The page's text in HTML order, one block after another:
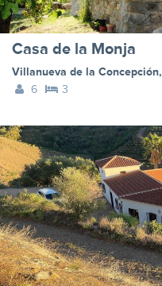
Casa de la Monja
Villanueva de la Concepción,
6
3